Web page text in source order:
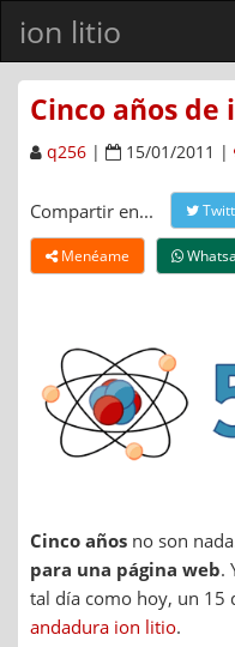
ion litio
Cinco años
q256 | 15/01/2011 |
Compartir en...
Menéame
Cinco años no son
para una página web.
tal día como hoy, un 15
andadura ion litio.